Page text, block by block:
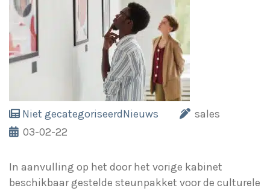
Niet gecategoriseerdNieuws
sales
03-02-22
In aanvulling op het door het vorige kabinet
beschikbaar gestelde steunpakket voor de culturele